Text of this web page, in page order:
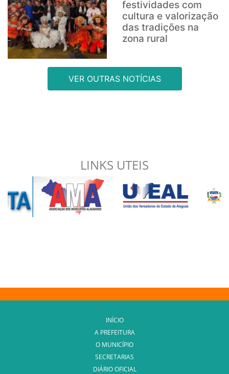
festividades com
cultura e valorização
das tradições na
zona rural
VER OUTRAS NOTÍCIAS
LINKS UTEIS
INÍCIO
A PREFEITURA
O MUNICÍPIO
SECRETARIAS
DIÁRIO OFICIAL